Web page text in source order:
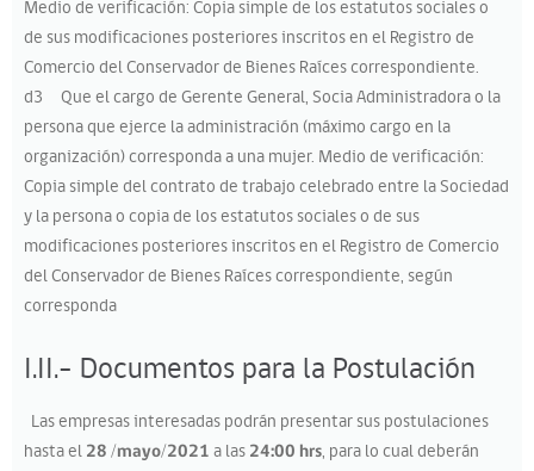
Medio de verificación: Copia simple de los estatutos sociales o
de sus modificaciones posteriores inscritos en el Registro de
Comercio del Conservador de Bienes Raíces correspondiente.
d3 Que el cargo de Gerente General, Socia Administradora o la
persona que ejerce la administración (máximo cargo en la
organización) corresponda a una mujer. Medio de verificación:
Copia simple del contrato de trabajo celebrado entre la Sociedad
y la persona o copia de los estatutos sociales o de sus
modificaciones posteriores inscritos en el Registro de Comercio
del Conservador de Bienes Raíces correspondiente, según
corresponda
I.II.- Documentos para la Postulación
Las empresas interesadas podrán presentar sus postulaciones
hasta el 28 /mayo/2021 a las 24:00 hrs, para lo cual deberán